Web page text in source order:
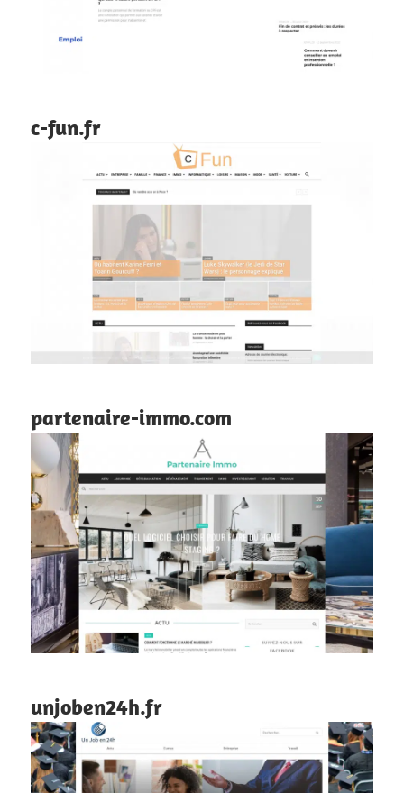
c-fun.fr
partenaire-immo.com
unjoben24h.fr